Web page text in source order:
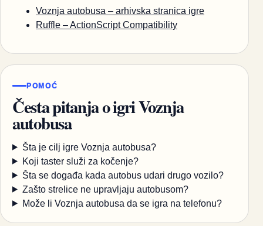
Voznja autobusa – arhivska stranica igre
Ruffle – ActionScript Compatibility
POMOĆ
Česta pitanja o igri Voznja
autobusa
Šta je cilj igre Voznja autobusa?
Koji taster služi za kočenje?
Šta se događa kada autobus udari drugo vozilo?
Zašto strelice ne upravljaju autobusom?
Može li Voznja autobusa da se igra na telefonu?